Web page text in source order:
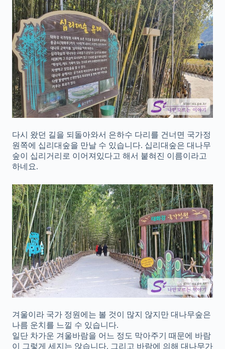
다시 왔던 길을 되돌아와서 은하수 다리를 건너면 국가정
원쪽에 십리대숲을 만날 수 있습니다. 십리대숲은 대나무
숲이 십리거리로 이어져있다고 해서 붙혀진 이름이라고
하네요.
겨울이라 국가 정원에는 볼 것이 많지 않지만 대나무숲은
나름 운치를 느낄 수 있습니다.
일단 차가운 겨울바람을 어느 정도 막아주기 때문에 바람
이 그렇게 세지는 않습니다. 그리고 바람에 의해 대나무가